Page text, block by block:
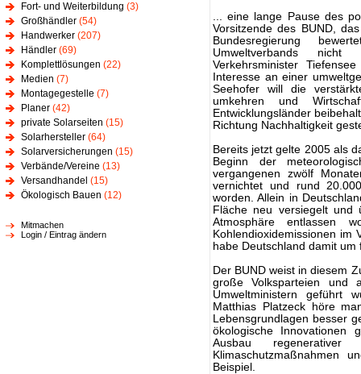
Fort- und Weiterbildung (3)
Großhändler (54)
Handwerker (207)
Händler (69)
Komplettlösungen (22)
Medien (7)
Montagegestelle (7)
Planer (42)
private Solarseiten (15)
Solarhersteller (64)
Solarversicherungen (15)
Verbände/Vereine (13)
Versandhandel (15)
Ökologisch Bauen (12)
Mitmachen
Login / Eintrag ändern
... eine lange Pause des
Vorsitzende des BUND,
Bundesregierung
Umweltverbands nicht
Verkehrsminister
Interesse an einer
Seehofer will die
umkehren und
Entwicklungsländer
Richtung Nachhaltigkeit
Bereits jetzt gelte 2005 als
Beginn der
vergangenen zwölf
vernichtet und rund
worden. Allein in
Fläche neu versiegelt und
Atmosphäre entlassen
Kohlendioxidemissionen
habe Deutschland damit
Der BUND weist in diesem
große Volksparteien und
Umweltministern geführt
Matthias Platzeck höre
Lebensgrundlagen besser
ökologische
Ausbau
Klimaschutzmaßnahmen
Beispiel.